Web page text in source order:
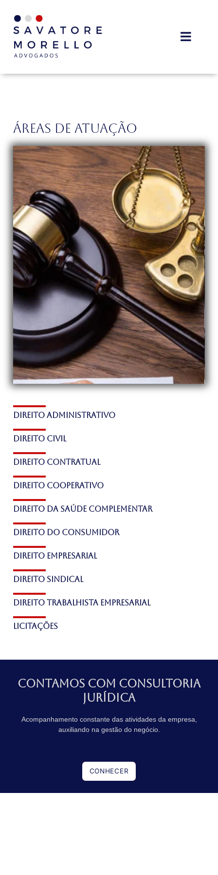
Áreas de Atuação
Direito administrativo
Direito Civil
Direito contratual
Direito cooperativo
Direito da saúde complementar
Direito do consumidor
Direito empresarial
Direito sindical
Direito trabalhista empresarial
licitações
Contamos com Consultoria
jurídica
Acompanhamento constante das atividades da empresa,
auxiliando na gestão do negócio.
CONHECER